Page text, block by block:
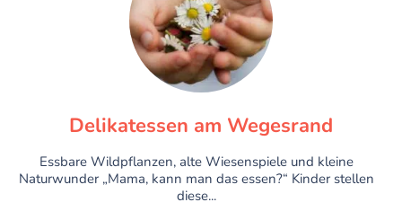
Delikatessen am Wegesrand
Essbare Wildpflanzen, alte Wiesenspiele und kleine
Naturwunder „Mama, kann man das essen?“ Kinder stellen
diese...